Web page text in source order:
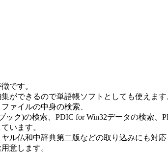
です。
ができるので単語帳ソフトとしても使えます
ァイルの中身の検索、
ク)の検索、PDIC for Win32データの検索、
います。
ル仏和中辞典第二版などの取り込みにも対応
意します。